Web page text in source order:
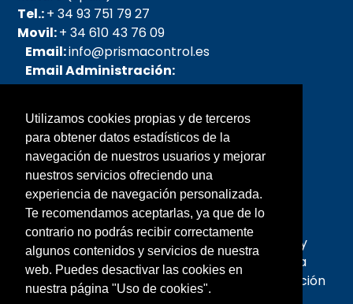
Utilizamos cookies propias y de terceros
para obtener datos estadísticos de la
navegación de nuestros usuarios y mejorar
nuestros servicios ofreciendo una
experiencia de navegación personalizada.
Te recomendamos aceptarlas, ya que de lo
contrario no podrás recibir correctamente
algunos contenidos y servicios de nuestra
web. Puedes desactivar las cookies en
nuestra página "Uso de cookies".
Tel.:+ 34 93 751 79 27
Movil:+ 34 610 43 76 09
Email:info@prismacontrol.es
Email Administración:
admin@prismacontrol.es
pedidos@prismacontrol.es
Email SAT: sat@prismacontrol.es
Sobre nosotros
Prisma fue creada en el año 2005, la forman
personas con mas de 25 años de experiencia y
profesionalidad en el campo de la Microscopia
Óptica y Quirúrgica, así como en Instrumentación
Analítica y de laboratorio.